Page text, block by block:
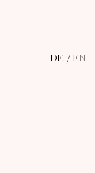
DE/EN